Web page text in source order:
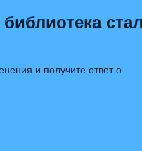
и получите ответ о